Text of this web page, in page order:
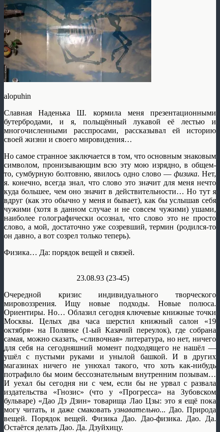
alopuhin
Славная Наденька Ш. кормила меня презентационными
бутербродами, и я, польщённый лукавой её лестью и
многочисленными расспросами, рассказывал ей историю
своей жизни и своего мировидения…
Но самое странное заключается в том, что основным знаковым
символом, пронизывающим всю эту мою изрядно, в общем-
то, сумбурную болтовню, явилось одно слово — физика. Нет,
я. конечно, всегда знал, что слово это значит для меня нечто
куда большее, чем оно значит в действительности… Но тут я
вдруг (как это обычно у меня и бывает), как бы услышав себя
чужими (хотя в данном случае и не совсем чужими) ушами,
наиболее голографически осознал, что слово это не просто
слово, а мой, достаточно уже созревший, термин (родился-то
он давно, а вот созрел только теперь).
Физика… Да: порядок вещей и связей.
23.08.93 (23-45)
Очередной кризис индивидуального творческого
мировоззрения. Ищу новые подходы. Новые полюса.
Ориентиры. Но… Облазил сегодня ключевые книжные точки
Москвы. Целых два часа шерстил книжный салон «19
октября» на Полянке (1-ый Казачий переулок), где собрана
самая, можно сказать, «сливочная» литература, но нет, ничего
для себя на сегодняшний момент подходящего не нашёл —
ушёл с пустыми руками и унылой башкой. И в других
магазинах ничего не унюхал такого, что хоть как-нибудь
потрафило бы моим бессознательным внутренним позывам…
И уехал бы сегодня ни с чем, если бы не урвал с развала
издательства «Гнозис» (что у «Прогресса» на Зубовском
бульваре) «Дао Дэ Дзин» товарища Лао Цзы: это я ещё пока
могу читать, и даже смаковатьузнавательно... Дао. Природа
вещей. Порядок вещей. Физика Дао. Дао-физика. Дао. Да.
Остаётся делать Дао. Да. Дзуйхицу.